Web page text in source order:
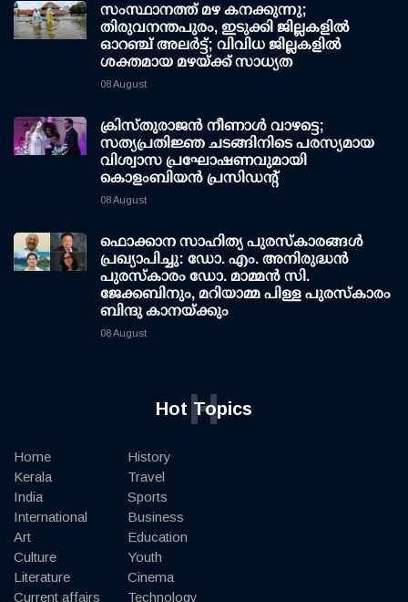
സംസ്ഥാനത്ത് മഴ കനക്കുന്നു;
തിരുവനന്തപുരം, ഇടുക്കി ജില്ലകളിൽ
ഓറഞ്ച് അലർട്ട്; വിവിധ ജില്ലകളിൽ
ശക്തമായ മഴയ്ക്ക് സാധ്യത
08 August
ക്രിസ്തുരാജൻ നീണാൾ വാഴട്ടെ;
സത്യപ്രതിജ്ഞ ചടങ്ങിനിടെ പരസ്യമായ
വിശ്വാസ പ്രഘോഷണവുമായി
കൊളംബിയൻ പ്രസിഡന്റ്
08 August
ഫൊക്കാന സാഹിത്യ പുരസ്‌കാരങ്ങള്‍
പ്രഖ്യാപിച്ചു: ഡോ. എം. അനിരുദ്ധന്‍
പുരസ്‌കാരം ഡോ. മാമ്മന്‍ സി.
ജേക്കബിനും, മറിയാമ്മ പിള്ള പുരസ്‌കാരം
ബിന്ദു കാനയ്ക്കും
08 August
Hot Topics
H
Home
Kerala
India
International
Art
Culture
Literature
Current affairs
History
Travel
Sports
Business
Education
Youth
Cinema
Technology